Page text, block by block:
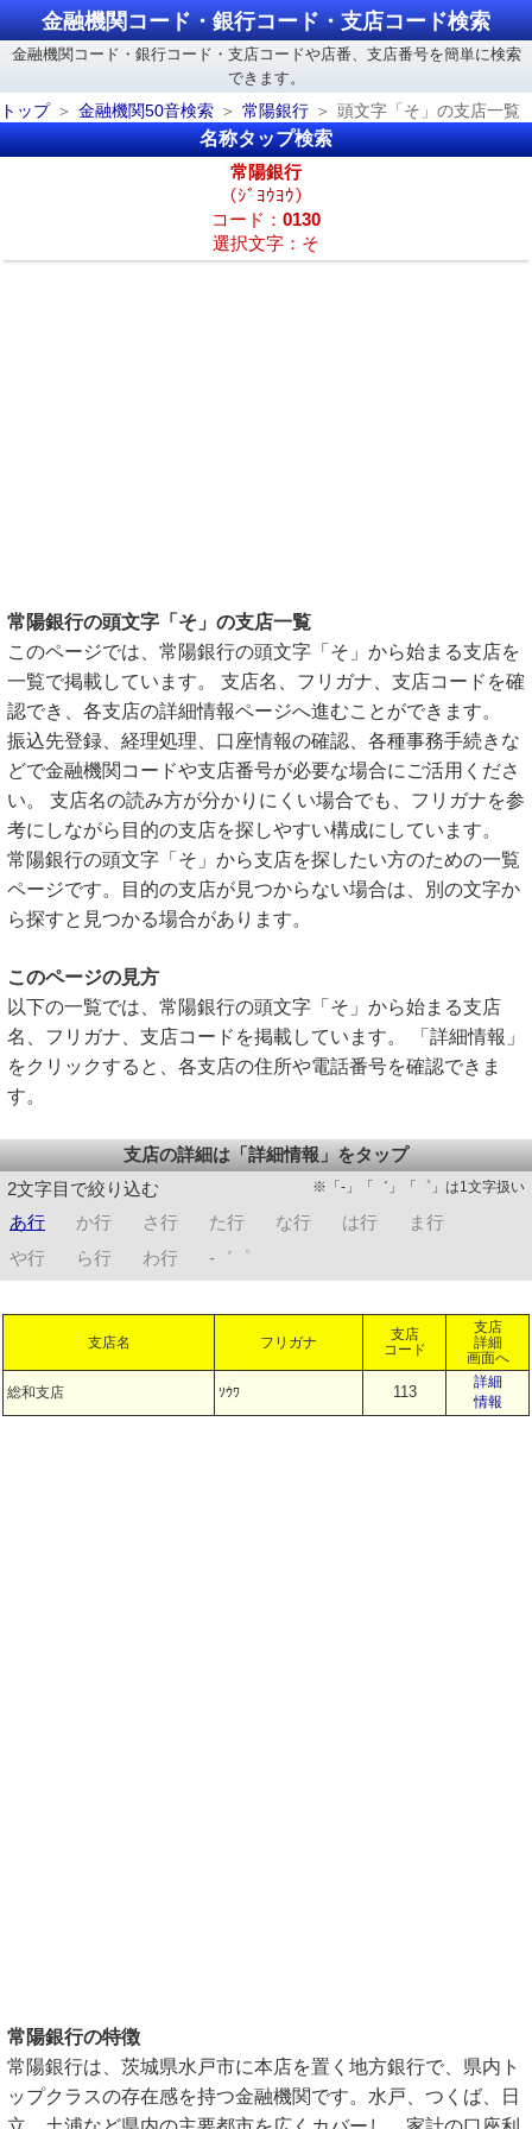
金融機関コード・銀行コード・支店コード検索
金融機関コード・銀行コード・支店コードや店番、支店番号を簡単に検索
できます。
トップ
金融機関50音検索 常陽銀行 頭文字「そ」の支店一覧
名称タップ検索
常陽銀行
（ｼﾞﾖｳﾖｳ）
コード： 0130
選択文字：そ
常陽銀行の頭文字「そ」の支店一覧
このページでは、常陽銀行の頭文字「そ」から始まる支店を
一覧で掲載しています。 支店名、フリガナ、支店コードを確
認でき、各支店の詳細情報ページへ進むことができます。
振込先登録、経理処理、口座情報の確認、各種事務手続きな
どで金融機関コードや支店番号が必要な場合にご活用くださ
い。 支店名の読み方が分かりにくい場合でも、フリガナを参
考にしながら目的の支店を探しやすい構成にしています。
常陽銀行の頭文字「そ」から支店を探したい方のための一覧
ページです。目的の支店が見つからない場合は、別の文字か
ら探すと見つかる場合があります。
このページの見方
以下の一覧では、常陽銀行の頭文字「そ」から始まる支店
名、フリガナ、支店コードを掲載しています。 「詳細情報」
をクリックすると、各支店の住所や電話番号を確認できま
す。
支店の詳細は「詳細情報」をタップ
2文字目で絞り込む
※「-」「゛」「゜」は1文字扱い
あ行 か行 さ行 た行 な行 は行
ま行
や行
ら行 わ行 -゛゜
支店名 フリガナ
支店
コード
支店
詳細
画面へ
総和支店 ｿｳﾜ 113
詳細
情報
常陽銀行の特徴
常陽銀行は、茨城県水戸市に本店を置く地方銀行で、県内ト
ップクラスの存在感を持つ金融機関です。水戸、つくば、日